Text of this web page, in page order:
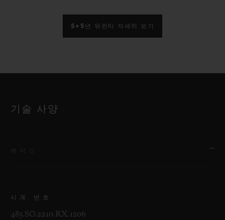
5+5년 워런티 자세히 보기
기술 사양
시계 번호
485.SO.2210.RX.1206